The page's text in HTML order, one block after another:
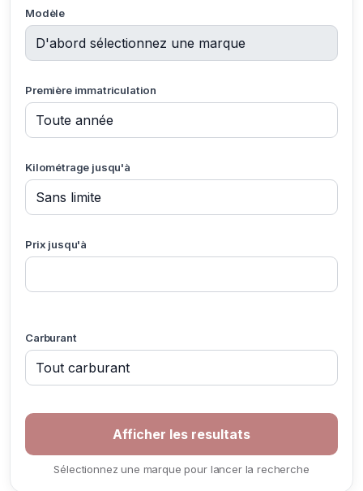
Modèle
Première immatriculation
Kilométrage jusqu'à
Prix jusqu'à
Carburant
Sélectionnez une marque pour lancer la recherche